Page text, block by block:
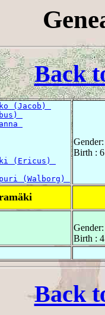
Back
(Jacob)
(Ericus)
(Walborg)
Birth :
Birth :
Back